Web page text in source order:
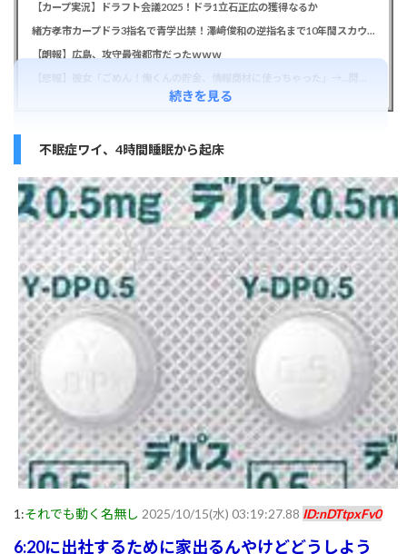
【カープ実況】ドラフト会議2025！ドラ1立石正広の獲得なるか
緒方孝市カープドラ3指名で青学出禁！澤﨑俊和の逆指名まで10年間スカウト出禁
【朗報】広島、攻守最強都市だったｗｗｗ
不眠症ワイ、4時間睡眠から起床
1:それでも動く名無し 2025/10/15(水) 03:19:27.88 ID:nDTtpxFv0
6:20に出社するために家出るんやけどどうしよう
続きを見る